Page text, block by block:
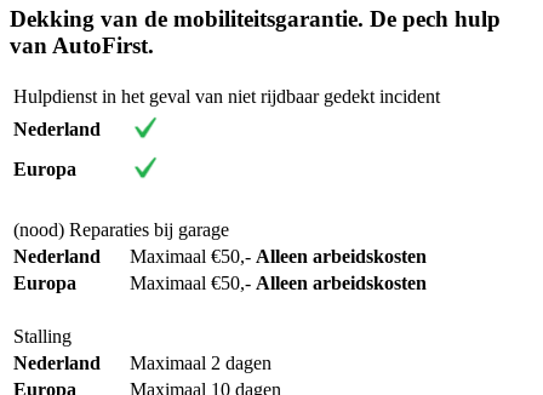
Dekking van de mobiliteitsgarantie. De pech hulp
van AutoFirst.
Hulpdienst in het geval van niet rijdbaar gedekt incident
Nederland
Europa
(nood) Reparaties bij garage
Nederland
Maximaal €50,- Alleen arbeidskosten
Europa
Maximaal €50,- Alleen arbeidskosten
Stalling
Nederland
Maximaal 2 dagen
Europa
Maximaal 10 dagen